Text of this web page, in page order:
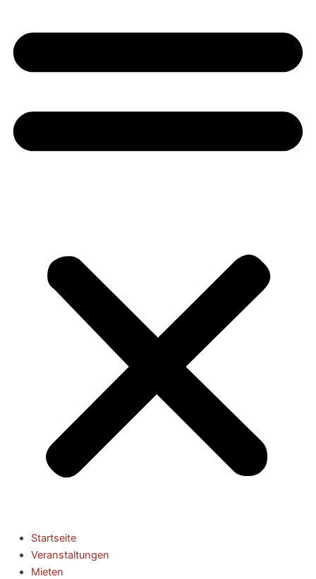
Startseite
Veranstaltungen
Mieten